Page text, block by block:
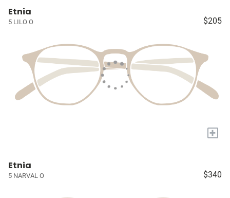
Etnia
5 LILO O $205
+
Etnia
5 NARVAL O $340